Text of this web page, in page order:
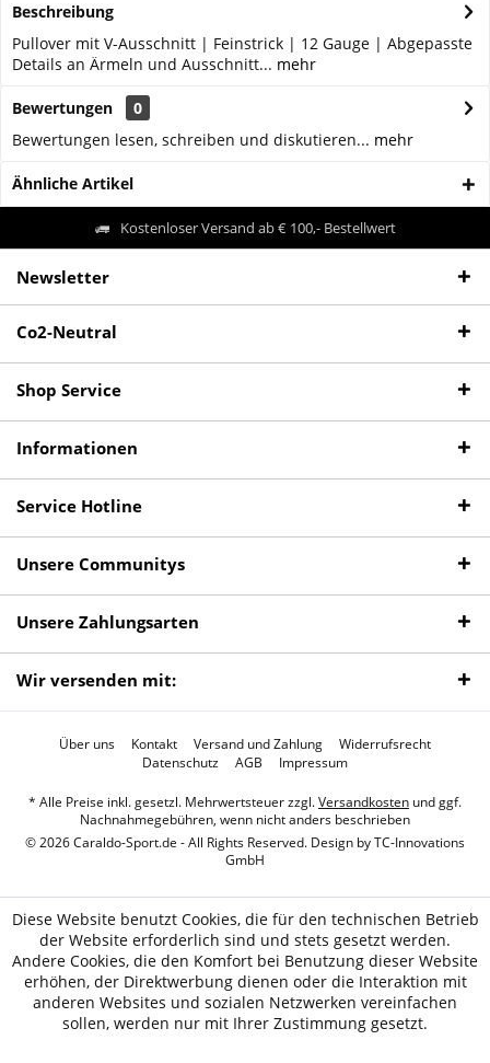
Beschreibung
Pullover mit V-Ausschnitt | Feinstrick | 12 Gauge | Abgepasste
Details an Ärmeln und Ausschnitt... mehr
Bewertungen
0
Bewertungen lesen, schreiben und diskutieren... mehr
Ähnliche Artikel
Kostenloser Versand ab € 100,- Bestellwert
Newsletter
Co2-Neutral
Shop Service
Informationen
Service Hotline
Unsere Communitys
Unsere Zahlungsarten
Wir versenden mit:
Über uns Kontakt Versand und Zahlung
Widerrufsrecht
Datenschutz
AGB Impressum
* Alle Preise inkl. gesetzl. Mehrwertsteuer zzgl.Versandkosten und ggf.
Nachnahmegebühren, wenn nicht anders beschrieben
© 2026 Caraldo-Sport.de - All Rights Reserved. Design byTC-Innovations
GmbH
Diese Website benutzt Cookies, die für den technischen Betrieb
der Website erforderlich sind und stets gesetzt werden.
Andere Cookies, die den Komfort bei Benutzung dieser Website
erhöhen, der Direktwerbung dienen oder die Interaktion mit
anderen Websites und sozialen Netzwerken vereinfachen
sollen, werden nur mit Ihrer Zustimmung gesetzt.